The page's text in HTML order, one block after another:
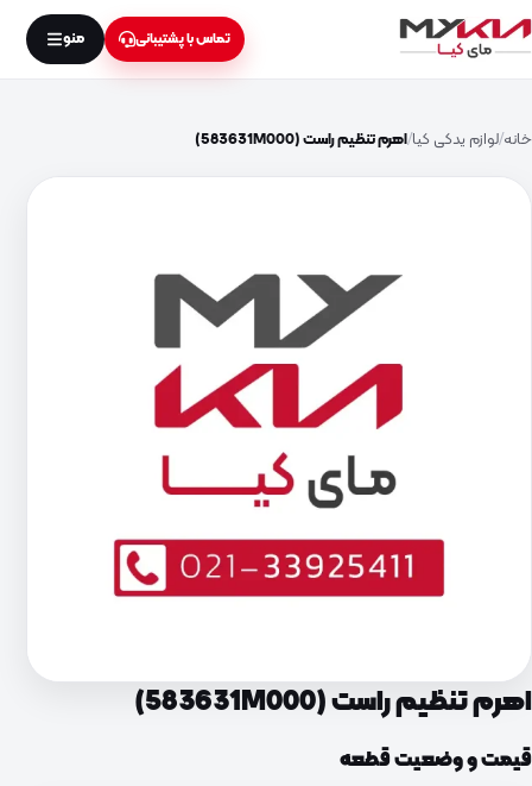
تماس با پشتیبانی منو
خانه لوازم یدکی کیا اهرم تنظیم راست (583631M000)
اهرم تنظیم راست (583631M000)
قیمت و وضعیت قطعه